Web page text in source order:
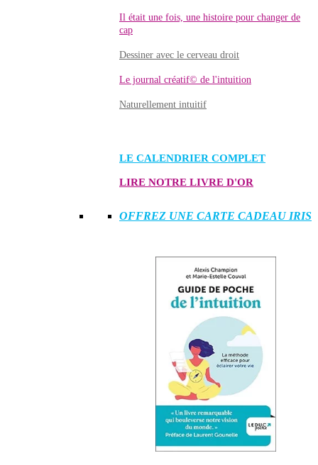
Il était une fois, une histoire pour changer de
cap
Dessiner avec le cerveau droit
Le journal créatif© de l'intuition
Naturellement intuitif
LE CALENDRIER COMPLET
LIRE NOTRE LIVRE D'OR
OFFREZ UNE CARTE CADEAU IRIS